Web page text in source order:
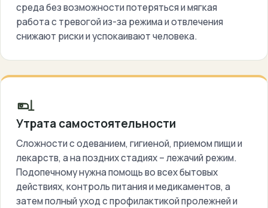
среда без возможности потеряться и мягкая
работа с тревогой из-за режима и отвлечения
снижают риски и успокаивают человека.
Утрата самостоятельности
Сложности с одеванием, гигиеной, приемом пищи и
лекарств, а на поздних стадиях – лежачий режим.
Подопечному нужна помощь во всех бытовых
действиях, контроль питания и медикаментов, а
затем полный уход с профилактикой пролежней и